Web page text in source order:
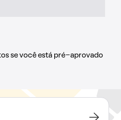
se você está pré-aprovado